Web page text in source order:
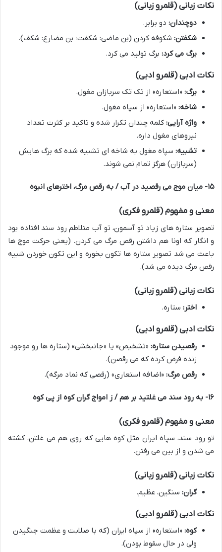
نکات زبانی (قلمرو زبانی)
دوچندان: دو برابر.
شکفتن: شکوفه کردن (بن ماضی: شکفت؛ بن مضارع: شکف).
برگ می کرد: برگ تولید می کرد.
نکات ادبی (قلمرو ادبی)
برگ: «استعاره» از تک تک سربازان مغول.
شاخه: «استعاره» از سپاه مغول.
واژه آرایی: کلمه چندان تکرار شده و تاکید بر کثرت تعداد
نیروهای مغول داره.
تشبیه: سپاه مغول به شاخه ای تشبیه شده که برگ هایش
(سربازان) هرگز تمام نمی شوند.
۱۵- میان موج می رقصید در آب / به رقص مرگ، اخترهای انبوه
معنی و مفهوم (قلمرو فکری)
تصویر ستاره های زیاد تو آسمون، تو آب متلاطم رود سند افتاده بود
و انگار که اونا هم داشتن رقص مرگ می کردن. (یعنی حرکت موج ها
باعث می شد تصویر ستاره ها تکون بخوره و این تکون خوردن شبیه
رقص مرگ دیده می شد).
نکات زبانی (قلمرو زبانی)
اختر: ستاره.
نکات ادبی (قلمرو ادبی)
رقصیدن ستاره: «تشخیص» یا «جانبخشی» (ستاره ها رو موجود
زنده فرض کرده که می رقصن).
رقص مرگ: «اضافه استعاری» (رقصی که نماد مرگه).
۱۶- به رود سند می غلتید بر هم / ز امواج گران کوه از پی کوه
معنی و مفهوم (قلمرو فکری)
تو رود سند، سپاه ایران مثل کوه هایی که روی هم می غلتن، کشته
می شدن و از بین می رفتن.
نکات زبانی (قلمرو زبانی)
گران: سنگین، عظیم.
نکات ادبی (قلمرو ادبی)
کوه: «استعاره» از سپاه ایران (که با صلابت و عظمت جنگیدن
ولی در حال سقوط بودن).